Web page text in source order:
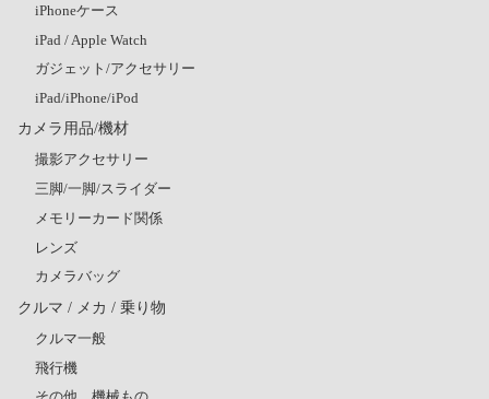
iPhoneケース
iPad / Apple Watch
ガジェット/アクセサリー
iPad/iPhone/iPod
カメラ用品/機材
撮影アクセサリー
三脚/一脚/スライダー
メモリーカード関係
レンズ
カメラバッグ
クルマ / メカ / 乗り物
クルマ一般
飛行機